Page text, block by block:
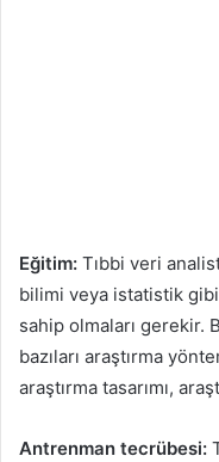
Eğitim: Tıbbi veri
bilimi veya istatistik
sahip olmaları gerekir.
bazıları araştırma
araştırma tasarımı,
Antrenman tecrübesi: